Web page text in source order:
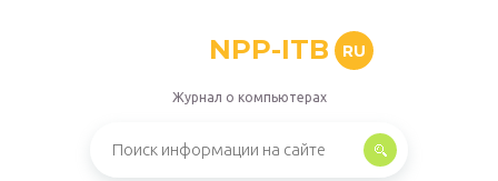
NPP-ITB RU
Журнал о компьютерах